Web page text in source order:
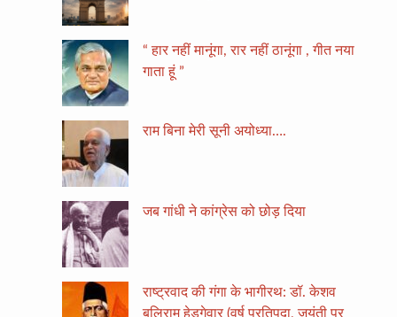
“ हार नहीं मानूंगा, रार नहीं ठानूंगा , गीत नया
गाता हूं ”
राम बिना मेरी सूनी अयोध्या….
जब गांधी ने कांग्रेस को छोड़ दिया
राष्ट्रवाद की गंगा के भागीरथ: डॉ. केशव
बलिराम हेडगेवार (वर्ष प्रतिपदा, जयंती पर